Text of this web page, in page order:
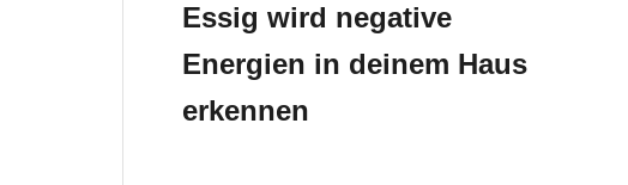
Essig wird negative
Energien in deinem Haus
erkennen